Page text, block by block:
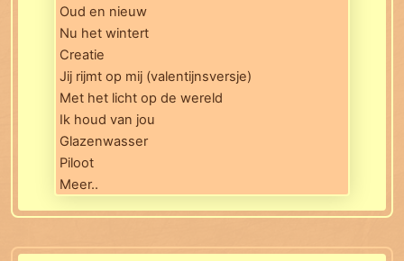
Oud en nieuw
Nu het wintert
Creatie
Jij rijmt op mij (valentijnsversje)
Met het licht op de wereld
Ik houd van jou
Glazenwasser
Piloot
Meer..